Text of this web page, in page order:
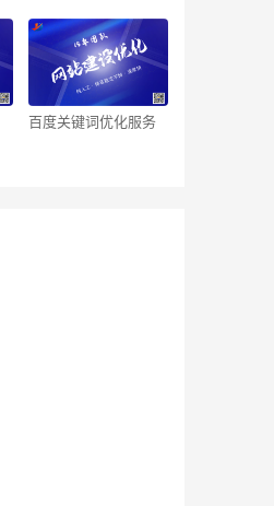
百度关键词优化服务